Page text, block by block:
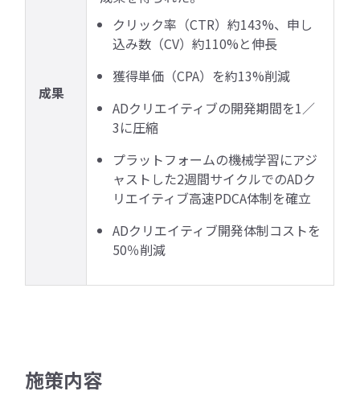
成果
クリック率（CTR）約143%、申し
込み数（CV）約110%と伸長
獲得単価（CPA）を約13%削減
ADクリエイティブの開発期間を1／
3に圧縮
プラットフォームの機械学習にアジ
ャストした2週間サイクルでのADク
リエイティブ高速PDCA体制を確立
ADクリエイティブ開発体制コストを
50％削減
施策内容